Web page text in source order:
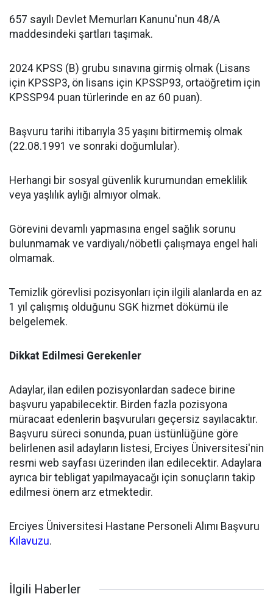
657 sayılı Devlet Memurları Kanunu'nun 48/A
maddesindeki şartları taşımak.
2024 KPSS (B) grubu sınavına girmiş olmak (Lisans
için KPSSP3, ön lisans için KPSSP93, ortaöğretim için
KPSSP94 puan türlerinde en az 60 puan).
Başvuru tarihi itibarıyla 35 yaşını bitirmemiş olmak
(22.08.1991 ve sonraki doğumlular).
Herhangi bir sosyal güvenlik kurumundan emeklilik
veya yaşlılık aylığı almıyor olmak.
Görevini devamlı yapmasına engel sağlık sorunu
bulunmamak ve vardiyalı/nöbetli çalışmaya engel hali
olmamak.
Temizlik görevlisi pozisyonları için ilgili alanlarda en az
1 yıl çalışmış olduğunu SGK hizmet dökümü ile
belgelemek.
Dikkat Edilmesi Gerekenler
Adaylar, ilan edilen pozisyonlardan sadece birine
başvuru yapabilecektir. Birden fazla pozisyona
müracaat edenlerin başvuruları geçersiz sayılacaktır.
Başvuru süreci sonunda, puan üstünlüğüne göre
belirlenen asil adayların listesi, Erciyes Üniversitesi'nin
resmi web sayfası üzerinden ilan edilecektir. Adaylara
ayrıca bir tebligat yapılmayacağı için sonuçların takip
edilmesi önem arz etmektedir.
Erciyes Üniversitesi Hastane Personeli Alımı Başvuru
Kılavuzu.
İlgili Haberler